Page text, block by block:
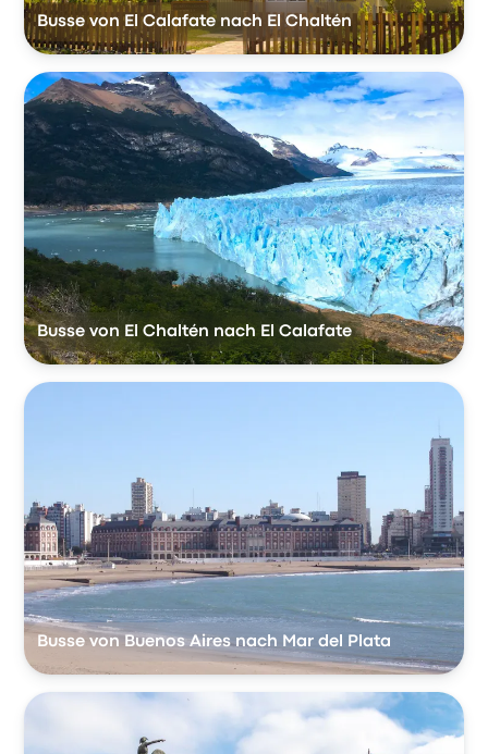
Busse von El Calafate nach El Chaltén
Busse von El Chaltén nach El Calafate
Busse von Buenos Aires nach Mar del Plata